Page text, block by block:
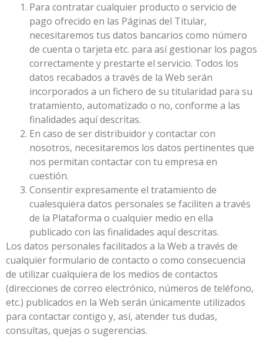
Para contratar cualquier producto o servicio de
pago ofrecido en las Páginas del Titular,
necesitaremos tus datos bancarios como número
de cuenta o tarjeta etc. para así gestionar los pagos
correctamente y prestarte el servicio. Todos los
datos recabados a través de la Web serán
incorporados a un fichero de su titularidad para su
tratamiento, automatizado o no, conforme a las
finalidades aquí descritas.
En caso de ser distribuidor y contactar con
nosotros, necesitaremos los datos pertinentes que
nos permitan contactar con tu empresa en
cuestión.
Consentir expresamente el tratamiento de
cualesquiera datos personales se faciliten a través
de la Plataforma o cualquier medio en ella
publicado con las finalidades aquí descritas.
Los datos personales facilitados a la Web a través de
cualquier formulario de contacto o como consecuencia
de utilizar cualquiera de los medios de contactos
(direcciones de correo electrónico, números de teléfono,
etc.) publicados en la Web serán únicamente utilizados
para contactar contigo y, así, atender tus dudas,
consultas, quejas o sugerencias.